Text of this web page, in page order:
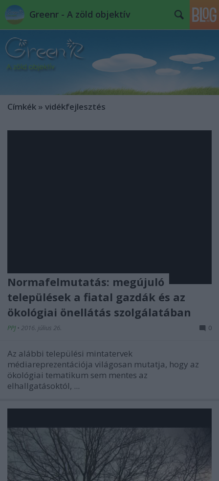
Greenr - A zöld objektív
Címkék » vidékfejlesztés
Normafelmutatás: megújuló
települések a fiatal gazdák és az
ökológiai önellátás szolgálatában
PPJ • 2016. július 26. 0
Az alábbi települési mintatervek
médiareprezentációja világosan mutatja, hogy az
ökológiai tematikum sem mentes az
elhallgatásoktól, ...